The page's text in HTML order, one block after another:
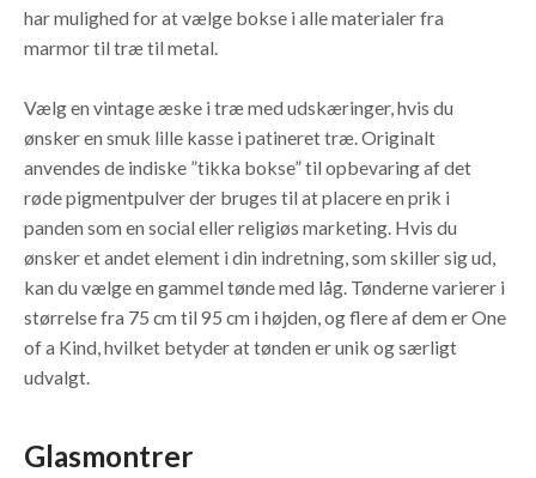
har mulighed for at vælge bokse i alle materialer fra
marmor til træ til metal.
Vælg en vintage æske i træ med udskæringer, hvis du
ønsker en smuk lille kasse i patineret træ. Originalt
anvendes de indiske ”tikka bokse” til opbevaring af det
røde pigmentpulver der bruges til at placere en prik i
panden som en social eller religiøs marketing. Hvis du
ønsker et andet element i din indretning, som skiller sig ud,
kan du vælge en gammel tønde med låg. Tønderne varierer i
størrelse fra 75 cm til 95 cm i højden, og flere af dem er One
of a Kind, hvilket betyder at tønden er unik og særligt
udvalgt.
Glasmontrer